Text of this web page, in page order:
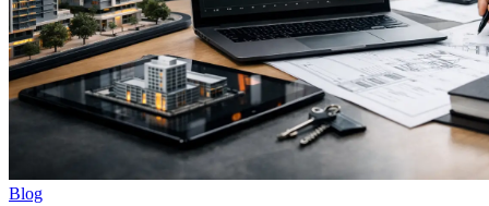
Blog